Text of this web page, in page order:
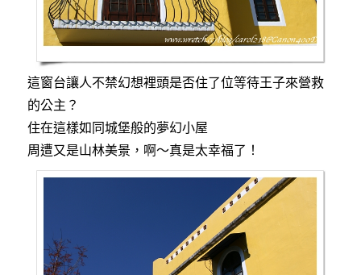
這窗台讓人不禁幻想裡頭是否住了位等待王子來營救
的公主？
住在這樣如同城堡般的夢幻小屋
周遭又是山林美景，啊～真是太幸福了！